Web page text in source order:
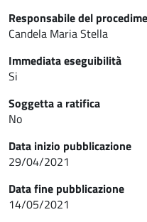
Responsabile del
Candela Maria Stella
Immediata eseguibilità
Si
Soggetta a ratifica
No
Data inizio pubblicazione
29/04/2021
Data fine pubblicazione
14/05/2021